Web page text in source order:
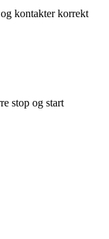
kontakter korrekt
stop og start